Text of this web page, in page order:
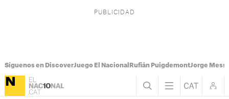
Síguenos en DiscoverJuego El Nacional Rufián PuigdemontJorge Messi